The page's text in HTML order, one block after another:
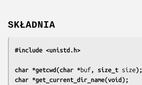
SKŁADNIA
#include <unistd.h>
char *getcwd(char *buf , size_t size);
char *get_current_dir_name(void);